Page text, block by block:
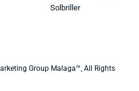
Solbriller
Group Malaga™, All Rights